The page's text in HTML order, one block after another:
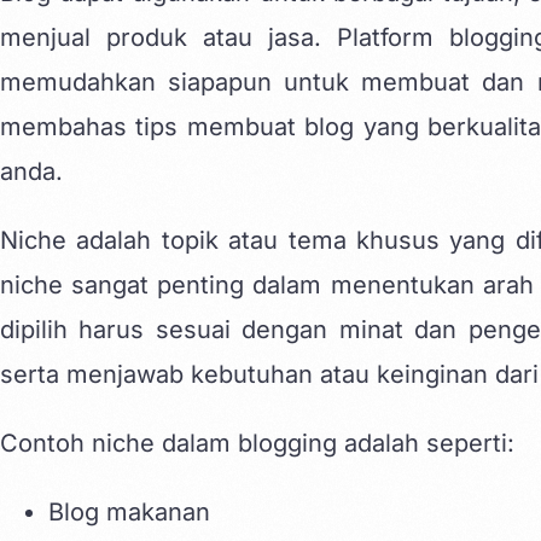
menjual produk atau jasa. Platform
memudahkan siapapun untuk membuat
membahas tips membuat blog yang
anda.
Niche adalah topik atau tema khusus yang
niche sangat penting dalam menentukan
dipilih harus sesuai dengan minat dan
serta menjawab kebutuhan atau keinginan
Contoh niche dalam blogging adalah seperti:
Blog makanan